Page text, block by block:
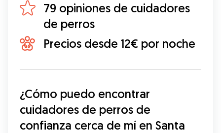
79 opiniones de cuidadores
de perros
Precios desde 12€ por noche
¿Cómo puedo encontrar
cuidadores de perros de
confianza cerca de mí en Santa